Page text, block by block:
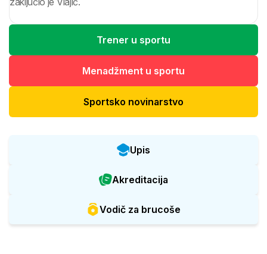
Trener u sportu
Menadžment u sportu
Sportsko novinarstvo
Upis
Akreditacija
Vodič za brucoše